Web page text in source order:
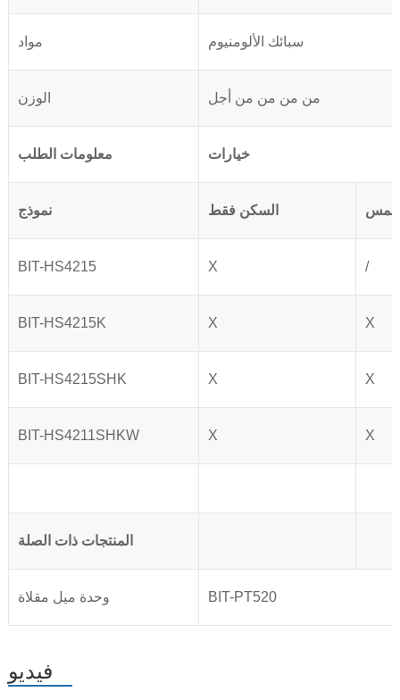
مواد سبائك الألومنيوم
الوزن من من من من أجل
معلومات الطلب خيارات
نموذج السكن فقط
BIT-HS4215 X /
BIT-HS4215K X X
BIT-HS4215SHK X X
BIT-HS4211SHKW X X
المنتجات ذات الصلة
وحدة ميل مقلاة BIT-PT520
فيديو